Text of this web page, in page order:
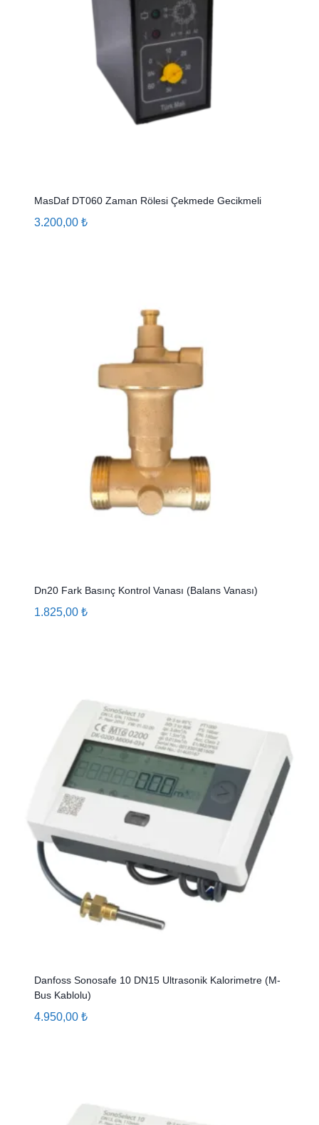
MasDaf DT060 Zaman Rölesi Çekmede Gecikmeli
3.200,00 ₺
Dn20 Fark Basınç Kontrol Vanası (Balans Vanası)
1.825,00 ₺
Danfoss Sonosafe 10 DN15 Ultrasonik Kalorimetre (M-
Bus Kablolu)
4.950,00 ₺